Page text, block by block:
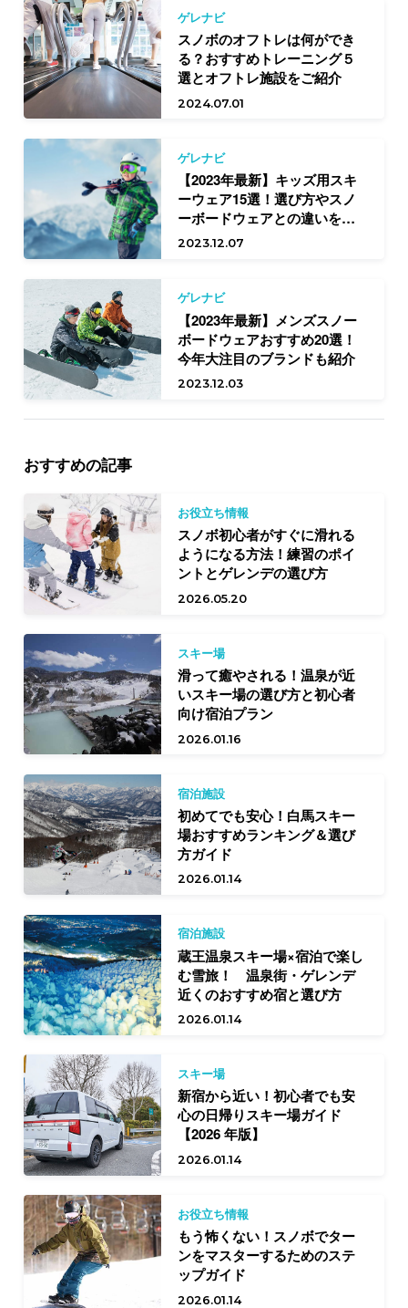
ゲレナビ
スノボのオフトレは何ができ
る？おすすめトレーニング５
選とオフトレ施設をご紹介
2024.07.01
ゲレナビ
【2023年最新】キッズ用スキ
ーウェア15選！選び方やスノ
ーボードウェアとの違いを解
説
2023.12.07
ゲレナビ
【2023年最新】メンズスノー
ボードウェアおすすめ20選！
今年大注目のブランドも紹介
2023.12.03
おすすめの記事
お役立ち情報
スノボ初心者がすぐに滑れる
ようになる方法！練習のポイ
ントとゲレンデの選び方
2026.05.20
スキー場
滑って癒やされる！温泉が近
いスキー場の選び方と初心者
向け宿泊プラン
2026.01.16
宿泊施設
初めてでも安心！白馬スキー
場おすすめランキング＆選び
方ガイド
2026.01.14
宿泊施設
蔵王温泉スキー場×宿泊で楽し
む雪旅！ 温泉街・ゲレンデ
近くのおすすめ宿と選び方
2026.01.14
スキー場
新宿から近い！初心者でも安
心の日帰りスキー場ガイド
【2026 年版】
2026.01.14
お役立ち情報
もう怖くない！スノボでター
ンをマスターするためのステ
ップガイド
2026.01.14